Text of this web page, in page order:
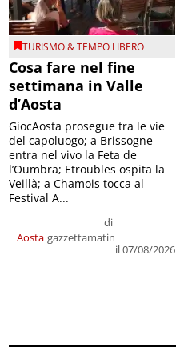
TURISMO & TEMPO LIBERO
Cosa fare nel fine
settimana in Valle
d’Aosta
Aosta
di
gazzettamatin
il 07/08/2026
GiocAosta prosegue tra le vie
del capoluogo; a Brissogne
entra nel vivo la Feta de
l’Oumbra; Etroubles ospita la
Veillà; a Chamois tocca al
Festival A...